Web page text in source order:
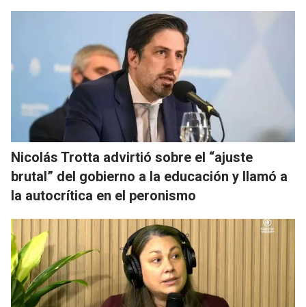
Nicolás Trotta advirtió sobre el “ajuste
brutal” del gobierno a la educación y llamó a
la autocrítica en el peronismo